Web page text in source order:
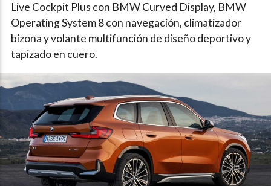
Live Cockpit Plus con BMW Curved Display, BMW
Operating System 8 con navegación, climatizador
bizona y volante multifunción de diseño deportivo y
tapizado en cuero.